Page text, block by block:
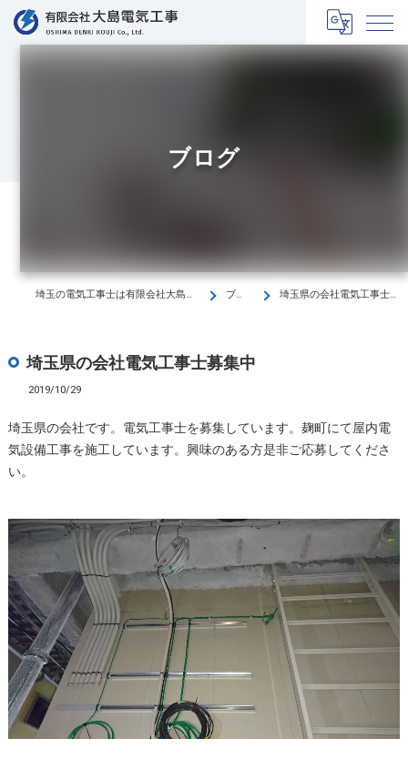
ブログ
埼玉の電気工事士は有限会社大島電気工事 ブログ 埼玉県の会社電気工事士募集中
埼玉県の会社電気工事士募集中
2019/10/29
埼玉県の会社です。電気工事士を募集しています。麹町にて屋内電
気設備工事を施工しています。興味のある方是非ご応募してくださ
い。